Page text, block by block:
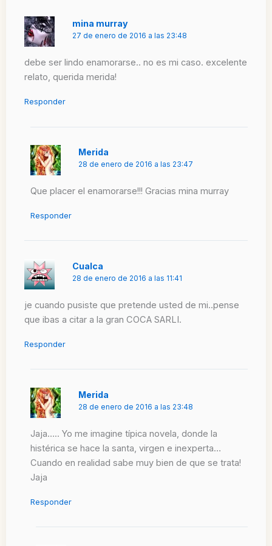
mina murray
27 de enero de 2016 a las 23:48
debe ser lindo enamorarse.. no es mi caso. excelente
relato, querida merida!
Responder
Merida
28 de enero de 2016 a las 23:47
Que placer el enamorarse!!! Gracias mina murray
Responder
Cualca
28 de enero de 2016 a las 11:41
je cuando pusiste que pretende usted de mi..pense
que ibas a citar a la gran COCA SARLI.
Responder
Merida
28 de enero de 2016 a las 23:48
Jaja….. Yo me imagine típica novela, donde la
histérica se hace la santa, virgen e inexperta…
Cuando en realidad sabe muy bien de que se trata!
Jaja
Responder